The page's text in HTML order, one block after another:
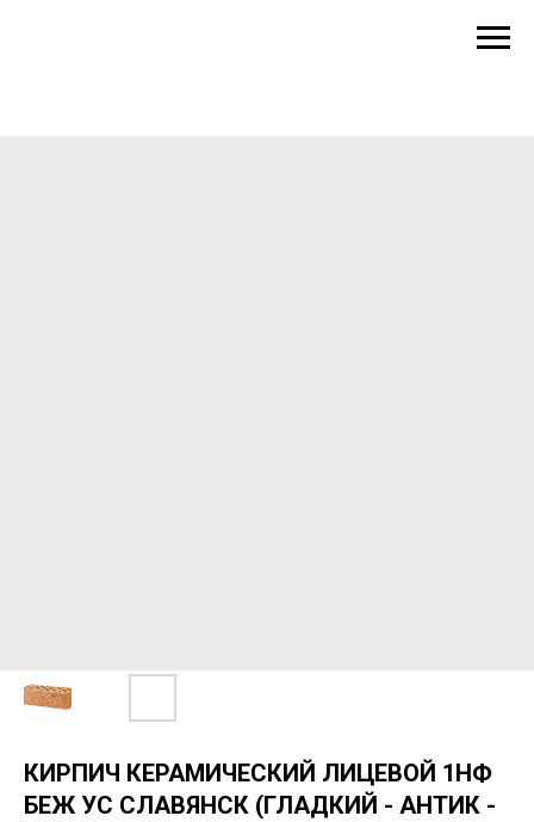
КИРПИЧ КЕРАМИЧЕСКИЙ ЛИЦЕВОЙ 1НФ
БЕЖ УС СЛАВЯНСК (ГЛАДКИЙ - АНТИК -